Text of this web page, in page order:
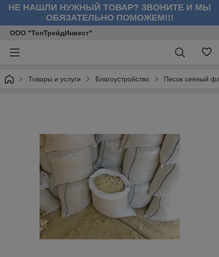
НЕ НАШЛИ НУЖНЫЙ ТОВАР? ЗВОНИТЕ И МЫ
ОБЯЗАТЕЛЬНО ПОМОЖЕМ!!!
ООО "ТопТрейдИнвест"
Товары и услуги Благоустройство Песок сеяный